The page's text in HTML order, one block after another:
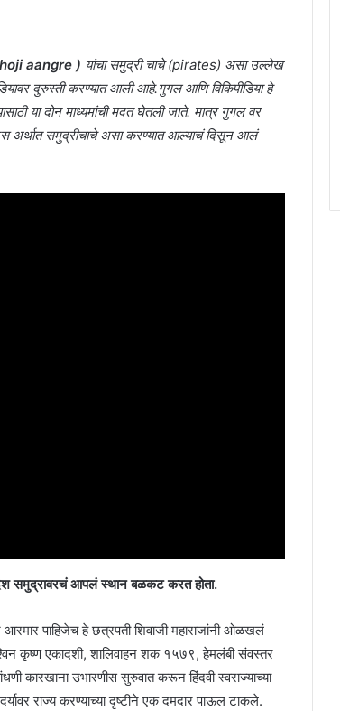
aangre ) यांचा समुद्री चाचे (pirates) असा उल्लेख
दुरुस्ती करण्यात आली आहे.गुगल आणि विकिपीडिया हे
या दोन माध्यमांची मदत घेतली जाते. मात्र गुगल वर
अर्थात समुद्रीचाचे असा करण्यात आल्याचं दिसून आलं
देश समुद्रावरचं आपलं स्थान बळकट करत होता.
पाहिजेच हे छत्रपती शिवाजी महाराजांनी ओळखलं
कृष्ण एकादशी, शालिवाहन शक १५७९, हेमलंबी संवस्तर
कारखाना उभारणीस सुरुवात करून हिंदवी स्वराज्याच्या
राज्य करण्याच्या दृष्टीने एक दमदार पाऊल टाकले.